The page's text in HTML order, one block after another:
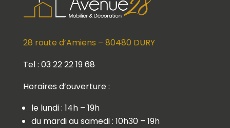
28 route d’Amiens – 80480 DURY
Tel : 03 22 22 19 68
Horaires d’ouverture :
le lundi : 14h – 19h
du mardi au samedi : 10h30 – 19h